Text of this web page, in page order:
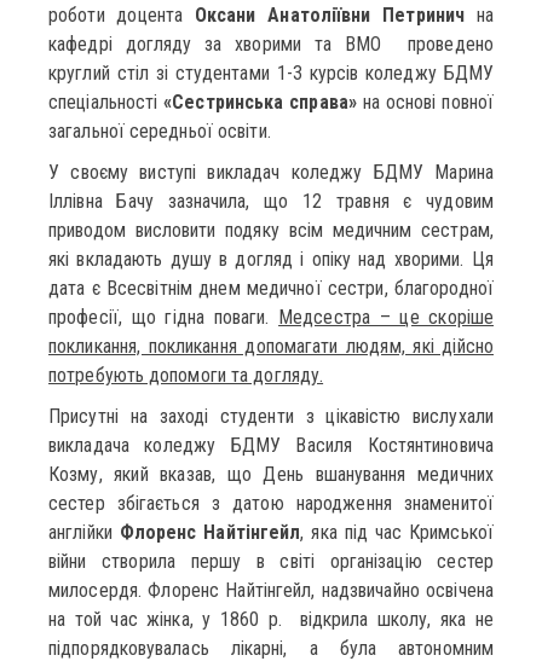
роботи доцента Оксани Анатоліївни Петринич на
кафедрі догляду за хворими та ВМО проведено
круглий стіл зі студентами 1-3 курсів коледжу БДМУ
спеціальності«Сестринська справа»на основі повної
загальної середньої освіти.
У своєму виступі викладач коледжу БДМУ Марина
Іллівна Бачу зазначила, що 12 травня є чудовим
приводом висловити подяку всім медичним сестрам,
які вкладають душу в догляд і опіку над хворими. Ця
дата є Всесвітнім днем медичної сестри, благородної
професії, що гідна поваги. Медсестра – це скоріше
покликання, покликання допомагати людям, які дійсно
потребують допомоги та догляду.
Присутні на заході студенти з цікавістю вислухали
викладача коледжу БДМУ Василя Костянтиновича
Козму, який вказав, що День вшанування медичних
сестер збігається з датою народження знаменитої
англійки Флоренс Найтінгейл, яка під час Кримської
війни створила першу в світі організацію сестер
милосердя. Флоренс Найтінгейл, надзвичайно освічена
на той час жінка, у 1860 р. відкрила школу, яка не
підпорядковувалась лікарні, а була автономним